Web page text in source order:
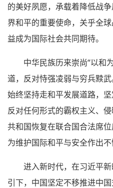
的美好夙愿，承载着降低战
界和平的重要使命，关乎全
益成为国际社会共同期待。
中华民族历来崇尚“以和
道，反对恃强凌弱与穷兵黩
始终坚持走和平发展道路，
反对任何形式的霸权主义、
共和国恢复在联合国合法席
为维护国际和平与安全作出不
进入新时代，在习近平
引下，中国坚定不移推进中